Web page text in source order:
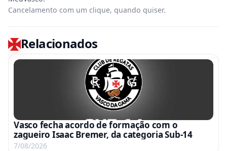
Cancelamento com um clique, quando quiser.
Relacionados
Vasco fecha acordo de formação com o
zagueiro Isaac Bremer, da categoria Sub-14
7/08/2026